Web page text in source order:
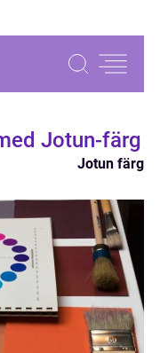
Jotun-färg
Jotun färg